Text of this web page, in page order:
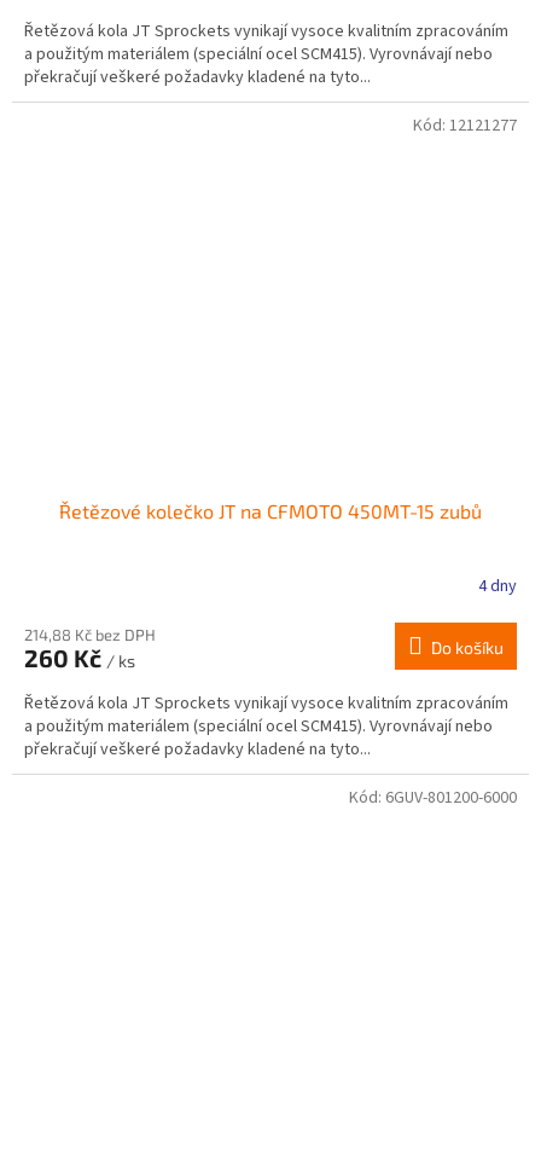
Řetězová kola JT Sprockets vynikají vysoce kvalitním zpracováním
a použitým materiálem (speciální ocel SCM415). Vyrovnávají nebo
překračují veškeré požadavky kladené na tyto...
Řetězové kolečko JT na CFMOTO 450MT-15 zubů
4 dny
214,88 Kč bez DPH
260 Kč / ks
Do košíku
Řetězová kola JT Sprockets vynikají vysoce kvalitním zpracováním
a použitým materiálem (speciální ocel SCM415). Vyrovnávají nebo
překračují veškeré požadavky kladené na tyto...
Kód: 12121277
Kód: 6GUV-801200-6000